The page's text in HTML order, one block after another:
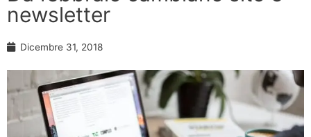
newsletter
Dicembre 31, 2018